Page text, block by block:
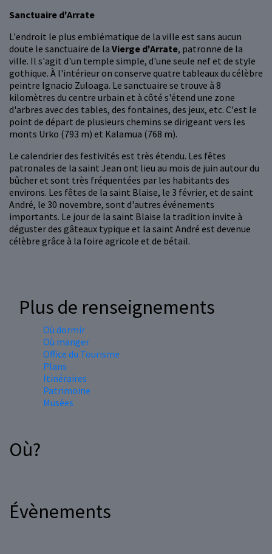
Sanctuaire d'Arrate
L'endroit le plus emblématique de la ville est sans aucun
doute le sanctuaire de la Vierge d'Arrate, patronne de la
ville. Il s'agit d'un temple simple, d'une seule nef et de style
gothique. À l'intérieur on conserve quatre tableaux du célèbre
peintre Ignacio Zuloaga. Le sanctuaire se trouve à 8
kilomètres du centre urbain et à côté s'étend une zone
d'arbres avec des tables, des fontaines, des jeux, etc. C'est le
point de départ de plusieurs chemins se dirigeant vers les
monts Urko (793 m) et Kalamua (768 m).
Le calendrier des festivités est très étendu. Les fêtes
patronales de la saint Jean ont lieu au mois de juin autour du
bûcher et sont très fréquentées par les habitants des
environs. Les fêtes de la saint Blaise, le 3 février, et de saint
André, le 30 novembre, sont d'autres événements
importants. Le jour de la saint Blaise la tradition invite à
déguster des gâteaux typique et la saint André est devenue
célèbre grâce à la foire agricole et de bétail.
Plus de renseignements
Où dormir
Où manger
Office du Tourisme
Plans
Itinéraires
Patrimoine
Musées
Où?
Évènements